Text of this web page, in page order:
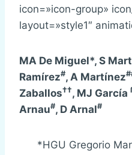
icon=»icon-group»
layout=»style1″
MA De Miguel*, S
Ramírez#, A Martínez
Zaballos††, MJ García
Arnau#, D Arnal#
*HGU Gregorio